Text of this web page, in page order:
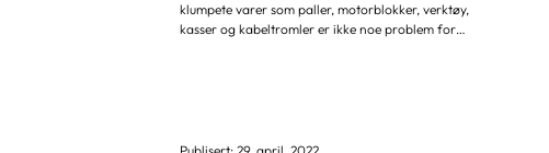
klumpete varer som paller, motorblokker, verktøy,
kasser og kabeltromler er ikke noe problem for
hyllene i lagerautomaten lastes med opptil 1.000